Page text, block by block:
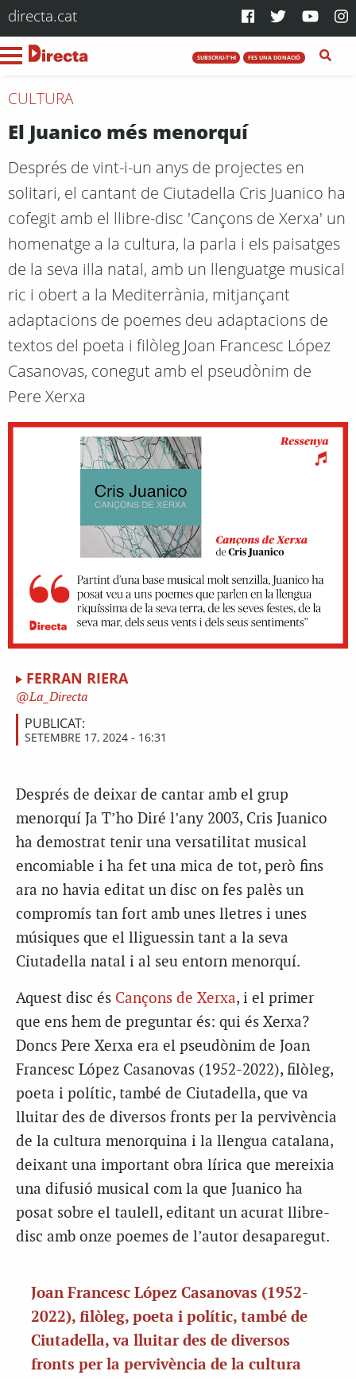
directa.cat
SUBSCRIU-T'HI FES UNA DONACIÓ
CULTURA
El Juanico més menorquí
Després de vint-i-un anys de projectes en
solitari, el cantant de Ciutadella Cris Juanico ha
cofegit amb el llibre-disc 'Cançons de Xerxa' un
homenatge a la cultura, la parla i els paisatges
de la seva illa natal, amb un llenguatge musical
ric i obert a la Mediterrània, mitjançant
adaptacions de poemes deu adaptacions de
textos del poeta i filòleg Joan Francesc López
Casanovas, conegut amb el pseudònim de
Pere Xerxa
FERRAN RIERA
La_Directa
PUBLICAT:
SETEMBRE 17, 2024 - 16:31
Després de deixar de cantar amb el grup
menorquí Ja T’ho Diré l’any 2003, Cris Juanico
ha demostrat tenir una versatilitat musical
encomiable i ha fet una mica de tot, però fins
ara no havia editat un disc on fes palès un
compromís tan fort amb unes lletres i unes
músiques que el lliguessin tant a la seva
Ciutadella natal i al seu entorn menorquí.
Aquest disc és Cançons de Xerxa, i el primer
que ens hem de preguntar és: qui és Xerxa?
Doncs Pere Xerxa era el pseudònim de Joan
Francesc López Casanovas (1952-2022), filòleg,
poeta i polític, també de Ciutadella, que va
lluitar des de diversos fronts per la pervivència
de la cultura menorquina i la llengua catalana,
deixant una important obra lírica que mereixia
una difusió musical com la que Juanico ha
posat sobre el taulell, editant un acurat llibre-
disc amb onze poemes de l’autor desaparegut.
Joan Francesc López Casanovas (1952-
2022), filòleg, poeta i polític, també de
Ciutadella, va lluitar des de diversos
fronts per la pervivència de la cultura